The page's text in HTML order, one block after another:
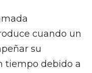
cuando un
su
tiempo debido a